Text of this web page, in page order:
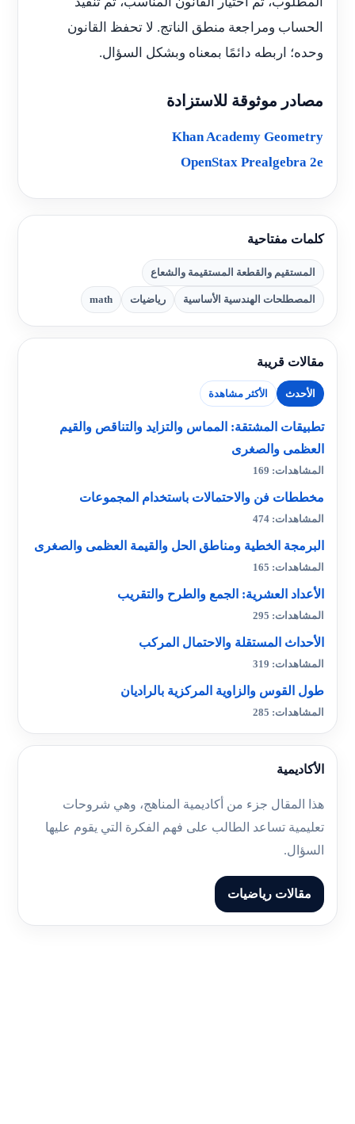
الحساب ومراجعة منطق الناتج. لا تحفظ القانون
وحده؛ اربطه دائمًا بمعناه وبشكل السؤال.
مصادر موثوقة للاستزادة
Khan Academy Geometry
OpenStax Prealgebra 2e
كلمات مفتاحية
المستقيم والقطعة المستقيمة والشعاع
المصطلحات الهندسية الأساسية رياضيات math
مقالات قريبة
الأحدث الأكثر مشاهدة
تطبيقات المشتقة: المماس والتزايد والتناقص والقيم
العظمى والصغرى
المشاهدات: 169
مخططات فن والاحتمالات باستخدام المجموعات
المشاهدات: 474
البرمجة الخطية ومناطق الحل والقيمة العظمى والصغرى
المشاهدات: 165
الأعداد العشرية: الجمع والطرح والتقريب
المشاهدات: 295
الأحداث المستقلة والاحتمال المركب
المشاهدات: 319
طول القوس والزاوية المركزية بالراديان
المشاهدات: 285
الأكاديمية
هذا المقال جزء من أكاديمية المناهج، وهي شروحات
تعليمية تساعد الطالب على فهم الفكرة التي يقوم عليها
السؤال.
مقالات رياضيات